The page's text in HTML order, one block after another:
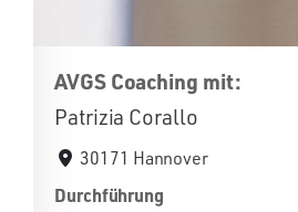
AVGS Coaching mit:
Patrizia Corallo
30171 Hannover
Durchführung